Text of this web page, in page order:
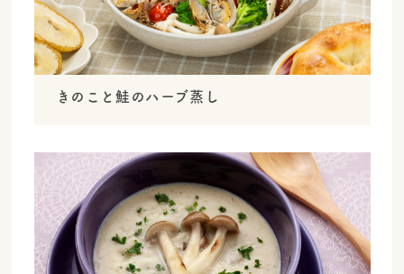
きのこと鮭のハーブ蒸し